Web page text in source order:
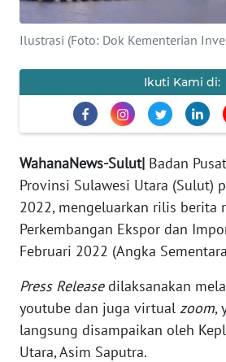
Ilustrasi (Foto: Dok Kementerian
Ikuti Kami di:
WahanaNews-Sulut| Badan
Provinsi Sulawesi Utara (Sulut)
2022, mengeluarkan rilis berita
Perkembangan Ekspor dan
Februari 2022 (Angka
Press Releasedilaksanakan
youtube dan juga virtual zoom,
langsung disampaikan oleh
Utara, Asim Saputra.
KONTAK
KAMI
IKLAN
KAMI
PEDOMAN
MEDIA
SIBER
REDAKSI